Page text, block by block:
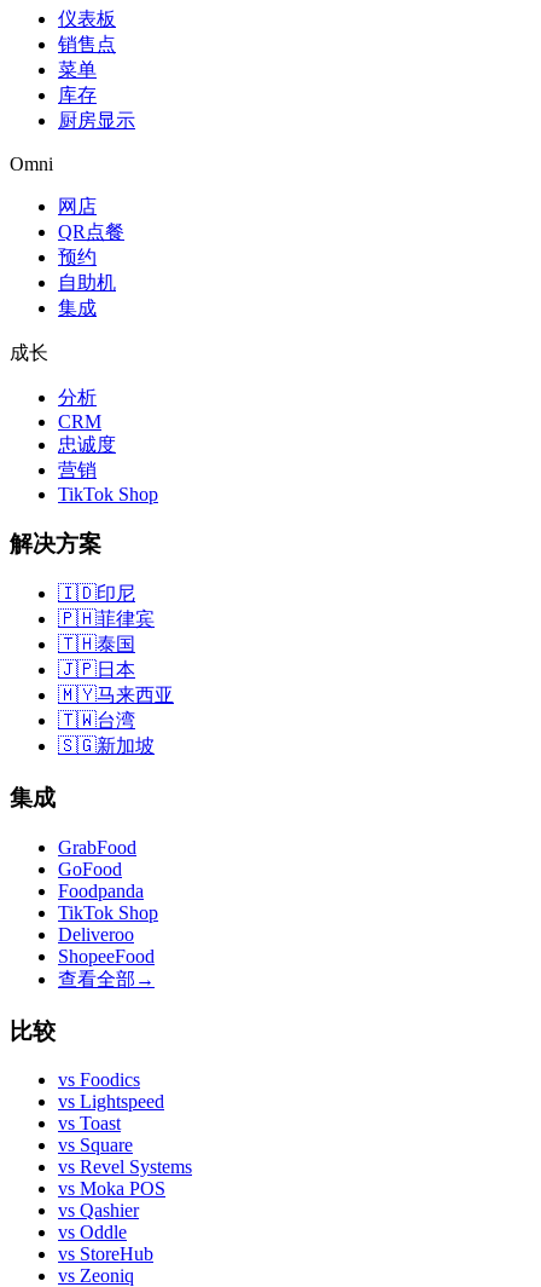
仪表板
销售点
菜单
库存
厨房显示
Omni
网店
QR点餐
预约
自助机
集成
成长
分析
CRM
忠诚度
营销
TikTok Shop
解决方案
🇮🇩印尼
🇵🇭菲律宾
🇹🇭泰国
🇯🇵日本
🇲🇾马来西亚
🇹🇼台湾
🇸🇬新加坡
集成
GrabFood
GoFood
Foodpanda
TikTok Shop
Deliveroo
ShopeeFood
查看全部 →
比较
vs Foodics
vs Lightspeed
vs Toast
vs Square
vs Revel Systems
vs Moka POS
vs Qashier
vs Oddle
vs StoreHub
vs Zeoniq